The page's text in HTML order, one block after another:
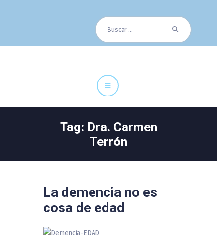
Buscar:
Tag: Dra. Carmen
Terrón
Cuadro Médico
Especialidades
La demencia no es
cosa de edad